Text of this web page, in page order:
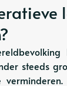
steeds